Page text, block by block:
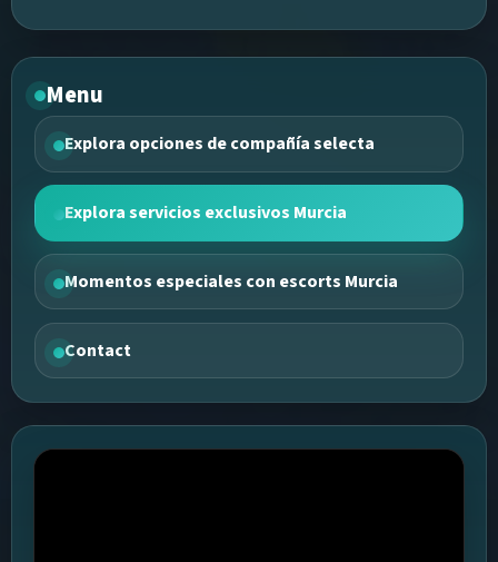
Menu
Explora opciones de compañía selecta
Explora servicios exclusivos Murcia
Momentos especiales con escorts Murcia
Contact